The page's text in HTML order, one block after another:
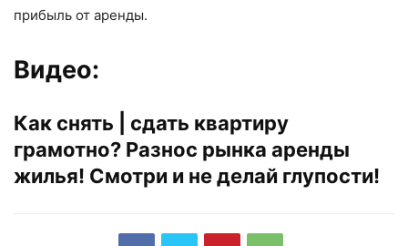
прибыль от аренды.
Видео:
Как снять | сдать квартиру
грамотно? Разнос рынка аренды
жилья! Смотри и не делай глупости!